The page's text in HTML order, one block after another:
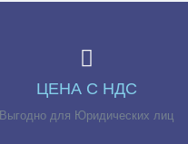
ЦЕНА С НДС
Выгодно для Юридических лиц